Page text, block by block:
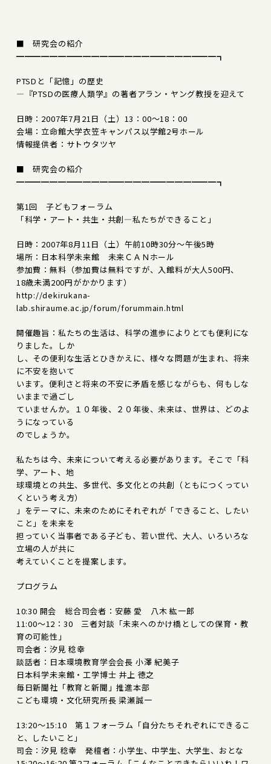
■ 研究会の紹介
━━━━━━━━━━━━━━━━━━━━━━━━┓
PTSDと「記憶」の歴史
―『PTSDの医療人類学』の著者アラン・ヤング教授を迎えて
日時：2007年7月21日（土）13：00～18：00
会場：立命館大学衣笠キャンパス以学館2号ホール
情報提供者：サトウタツヤ
■ 研究会の紹介
━━━━━━━━━━━━━━━━━━━━━━━━┓
第1回 子どもフォーラム
「科学・アート・共生・共創―私たちができること」
日時：2007年8月11日（土）午前10時30分～午後5時
場所：日本科学未来館 未来ＣＡＮホール
参加費：無料（参加費は無料ですが、入館料が大人500円、
18歳未満200円がかかります）
http://dekirukana-
lab.shiraume.ac.jp/forum/forummain.html
開催趣旨：私たちの生活は、科学の進歩によりとても便利にな
りました。しか
し、その便利な生活とひきかえに、様々な問題が生まれ、将来
に不安を抱いて
います。便利さと将来の不安に矛盾を感じながらも、何もしな
いままで過ごし
ていませんか。１０年後、２０年後、未来は、世界は、どのよ
うになっている
のでしょうか。
私たちは今、未来について考える必要があります。そこで「科
学、アート、地
球環境との共生、多世代、多文化との共創（ともにつくってい
くという考え方）
」をテーマに、未来のためにそれぞれが「できること、したい
こと」を未来を
担っていく当事者である子ども、若い世代、大人、いろいろな
立場の人が共に
考えていくことを提案します。
プログラム
10:30 開会 総合司会者：安藤 愛 八木 紘一郎
11:00～12：30 三者対談「未来へのかけ橋としての保育・教
育の可能性」
司会者：汐見 稔幸
談話者：日本環境教育学会会長 小澤 紀美子
日本科学未来館・工学博士 井上 徳之
毎日新聞社「教育と新聞」推進本部
こども環境・文化研究所長 梁瀬誠一
13:20～15:10 第１フォーラム「自分たちそれぞれにできるこ
と、したいこと」
司会：汐見 稔幸 発檀者：小学生、中学生、大学生、おとな